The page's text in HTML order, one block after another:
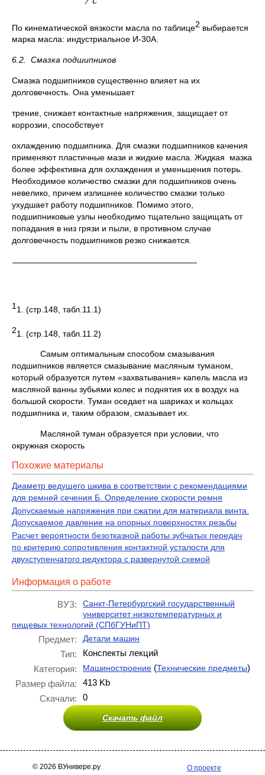
По кинематической вязкости масла по таблице2 выбирается
марка масла: индустриальное И-30А.
6.2. Смазка подшипников
Смазка подшипников существенно влияет на их
долговечность. Она уменьшает
трение, снижает контактные напряжения, защищает от
коррозии, способствует
охлаждению подшипника. Для смазки подшипников качения
применяют пластичные мази и жидкие масла. Жидкая мазка
более эффективна для охлаждения и уменьшения потерь.
Необходимое количество смазки для подшипников очень
невелико, причем излишнее количество смазки только
ухудшает работу подшипников. Помимо этого,
подшипниковые узлы необходимо тщательно защищать от
попадания в низ грязи и пыли, в противном случае
долговечность подшипников резко снижается.
1 1. (стр.148, табл.11.1)
21. (стр.148, табл.11.2)
Самым оптимальным способом смазывания
подшипников является смазывание масляным туманом,
который образуется путем «захватывания» капель масла из
масляной ванны зубьями колес и поднятия их в воздух на
большой скорости. Туман оседает на шариках и кольцах
подшипника и, таким образом, смазывает их.
Масляной туман образуется при условии, что
окружная скорость
Похожие материалы
Диаметр ведущего шкива в соответствии с рекомендациями
для ремней сечения Б. Определение скорости ремня
Допускаемые напряжения при сжатии для материала винта.
Допускаемое давление на опорных поверхностях резьбы
Расчет вероятности безотказной работы зубчатых передач
по критерию сопротивления контактной усталости для
двухступенчатого редуктора с развернутой схемой
Информация о работе
ВУЗ:
Санкт-Петербургский государственный
университет низкотемпературных и
пищевых технологий (СПбГУНиПТ)
Предмет: Детали машин
Тип:
Конспекты лекций
Категория:
Машиностроение (Технические предметы)
Размер файла:
413 Kb
Скачали:
0
Скачать файл
© 2026 ВУнивере.ру О проекте